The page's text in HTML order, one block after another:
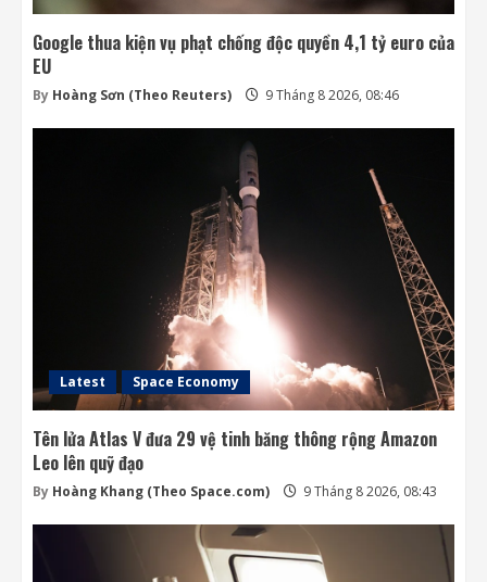
Google thua kiện vụ phạt chống độc quyền 4,1 tỷ euro của
EU
By Hoàng Sơn (Theo Reuters) 9 Tháng 8 2026, 08:46
Latest Space Economy
Tên lửa Atlas V đưa 29 vệ tinh băng thông rộng Amazon
Leo lên quỹ đạo
By Hoàng Khang (Theo Space.com) 9 Tháng 8 2026, 08:43